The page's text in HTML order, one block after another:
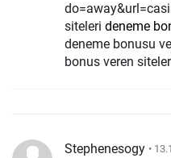
siteleri deneme
deneme bonusu
bonus veren siteler
Stephenesogy •